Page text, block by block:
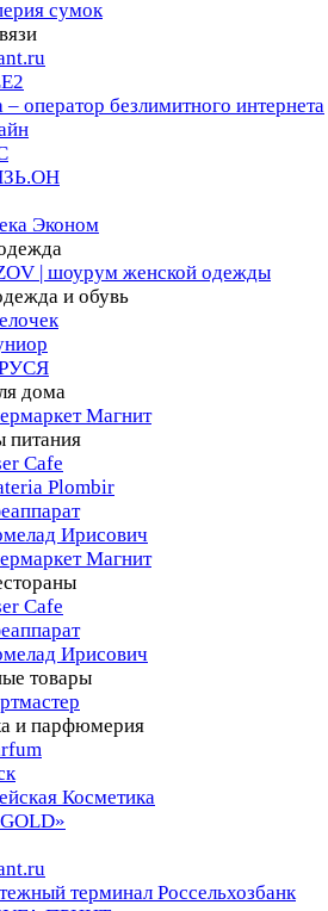
сумок
– оператор безлимитного интернета
Эконом
| шоурум женской одежды
и обувь
дома
Магнит
питания
Cafe
Plombir
Ирисович
Магнит
Cafe
Ирисович
товары
и парфюмерия
Косметика
терминал Россельхозбанк